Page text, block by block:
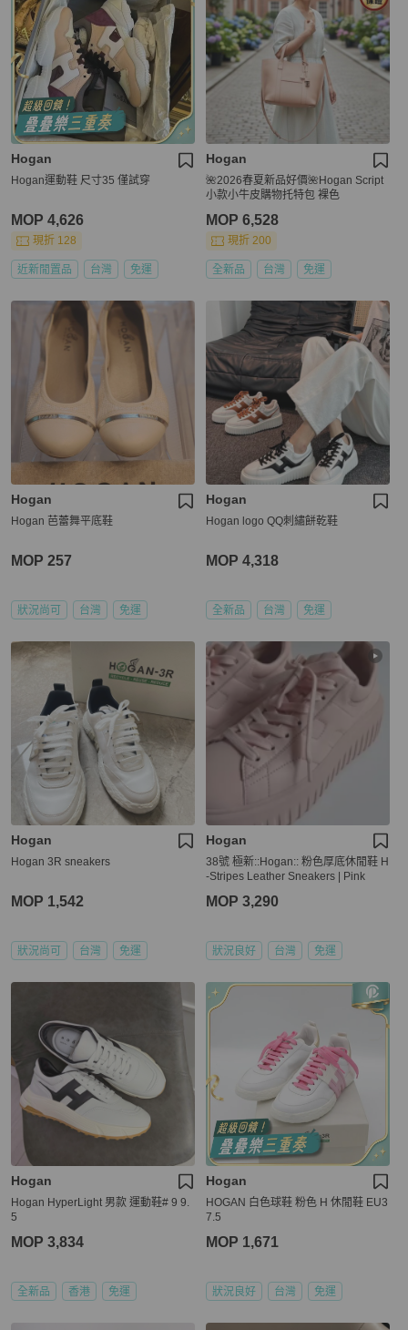
Hogan
Hogan運動鞋 尺寸35 僅試穿
MOP 4,626
現折 128
近新閒置品 台灣 免運
Hogan
🌺2026春夏新品好價🌺Hogan Script
小款小牛皮購物托特包 裸色
MOP 6,528
現折 200
全新品 台灣 免運
Hogan
Hogan 芭蕾舞平底鞋
MOP 257
狀況尚可 台灣 免運
Hogan
Hogan logo QQ刺繡餅乾鞋
MOP 4,318
全新品 台灣 免運
Hogan
Hogan 3R sneakers
MOP 1,542
狀況尚可 台灣 免運
Hogan
38號 極新::Hogan:: 粉色厚底休閒鞋 H
-Stripes Leather Sneakers | Pink
MOP 3,290
狀況良好 台灣 免運
Hogan
Hogan HyperLight 男款 運動鞋# 9 9.
5
MOP 3,834
全新品 香港 免運
Hogan
HOGAN 白色球鞋 粉色 H 休閒鞋 EU3
7.5
MOP 1,671
狀況良好 台灣 免運